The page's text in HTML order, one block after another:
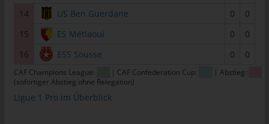
14
US Ben Guerdane 0
0
15
ES Métlaoui 0
0
16
ESS Sousse 0 0
CAF Champions League: | CAF Confederation Cup:
| Abstieg::
(sofortiger Abstieg ohne Relegation)
Ligue 1 Pro im Überblick
Personen, die unter der unmittelbaren Verantwortung des
personenbezogenen Daten zu verarbeiten.
k) Einwilligung
Einwilligung ist jede von der betroffenen Person freiwillig für den
abgegebene Willensbekundung in Form einer Erklärung oder